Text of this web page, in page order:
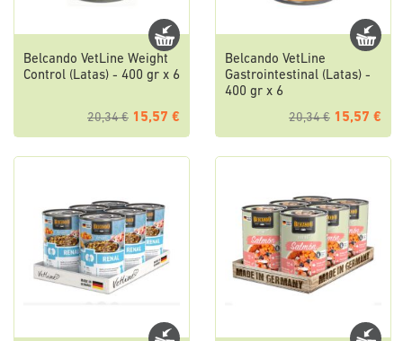
Belcando VetLine Weight
Control (Latas) - 400 gr x 6
20,34 € 15,57 €
Belcando VetLine
Gastrointestinal (Latas) -
400 gr x 6
20,34 € 15,57 €